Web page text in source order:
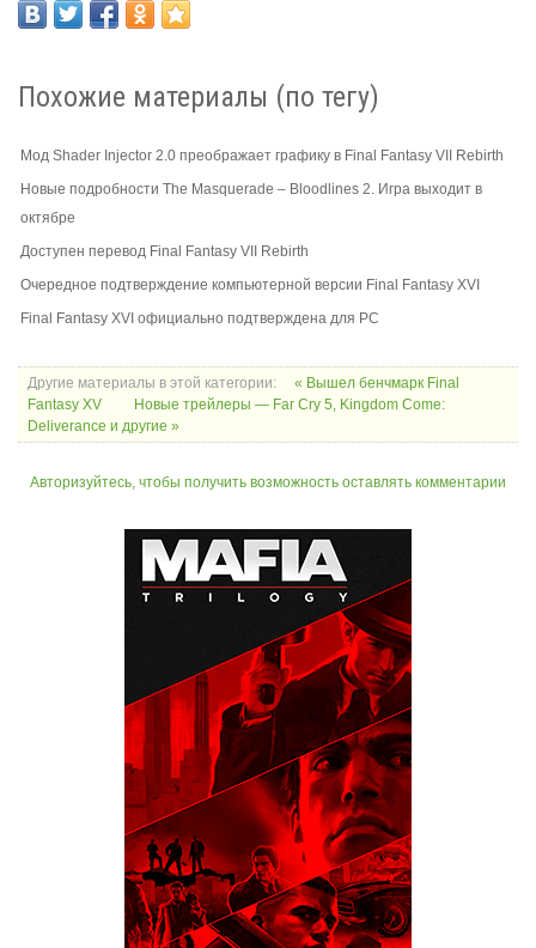
Похожие материалы (по тегу)
Мод Shader Injector 2.0 преображает графику в Final Fantasy VII Rebirth
Новые подробности The Masquerade – Bloodlines 2. Игра выходит в
октябре
Доступен перевод Final Fantasy VII Rebirth
Очередное подтверждение компьютерной версии Final Fantasy XVI
Final Fantasy XVI официально подтверждена для PC
Другие материалы в этой категории:
« Вышел бенчмарк Final
Fantasy XV
Новые трейлеры — Far Cry 5, Kingdom Come:
Deliverance и другие »
Авторизуйтесь, чтобы получить возможность оставлять комментарии